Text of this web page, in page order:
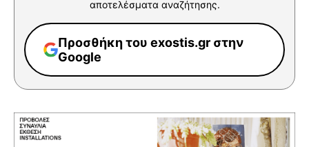
αποτελέσματα αναζήτησης.
Προσθήκη του exostis.gr στην
Google